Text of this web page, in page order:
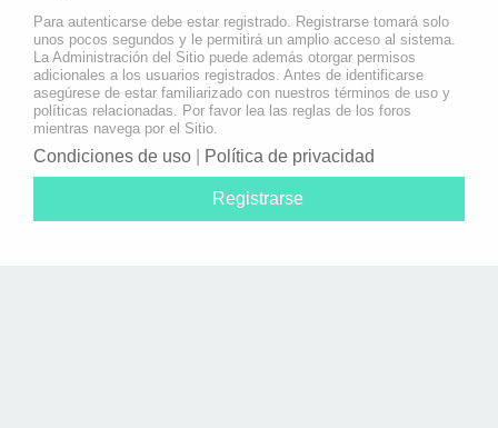
Para autenticarse debe estar registrado. Registrarse tomará solo
unos pocos segundos y le permitirá un amplio acceso al sistema.
La Administración del Sitio puede además otorgar permisos
adicionales a los usuarios registrados. Antes de identificarse
asegúrese de estar familiarizado con nuestros términos de uso y
políticas relacionadas. Por favor lea las reglas de los foros
mientras navega por el Sitio.
Condiciones de uso Política de privacidad
Registrarse